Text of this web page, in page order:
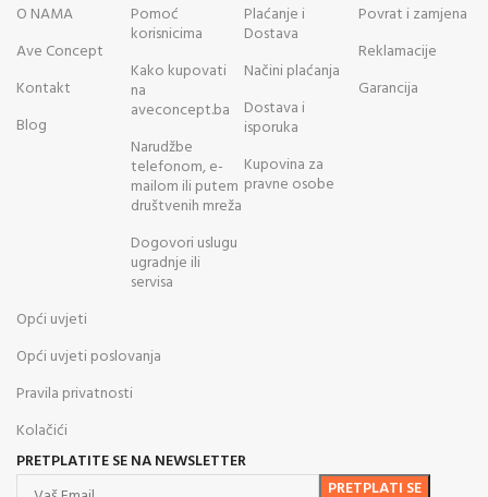
O NAMA
Ave Concept
Kontakt
Blog
Pomoć
korisnicima
Kako kupovati
na
aveconcept.ba
Narudžbe
telefonom, e-
mailom ili putem
društvenih mreža
Dogovori uslugu
ugradnje ili
servisa
Plaćanje i
Dostava
Načini plaćanja
Dostava i
isporuka
Kupovina za
pravne osobe
Povrat i zamjena
Reklamacije
Garancija
Opći uvjeti
Opći uvjeti poslovanja
Pravila privatnosti
Kolačići
PRETPLATITE SE NA NEWSLETTER